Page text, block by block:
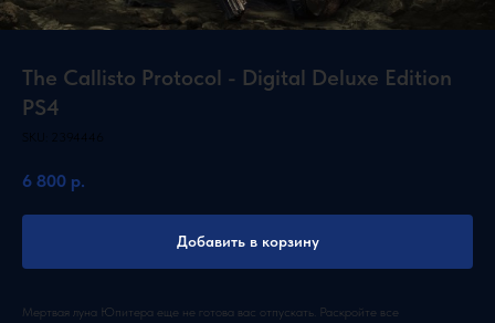
The Callisto Protocol - Digital Deluxe Edition
PS4
SKU: 2394446
6 800 р.
Добавить в корзину
Мертвая луна Юпитера еще не готова вас отпускать. Раскройте все